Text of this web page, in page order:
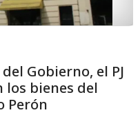
Gobierno, el PJ
bienes del
Perón